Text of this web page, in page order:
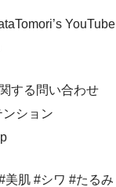
YouTube
する問い合わせ
ション
美肌 #シワ #たるみ